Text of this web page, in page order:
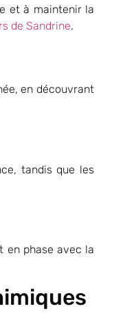
et à maintenir la
de Sandrine.
en découvrant
tandis que les
en phase avec la